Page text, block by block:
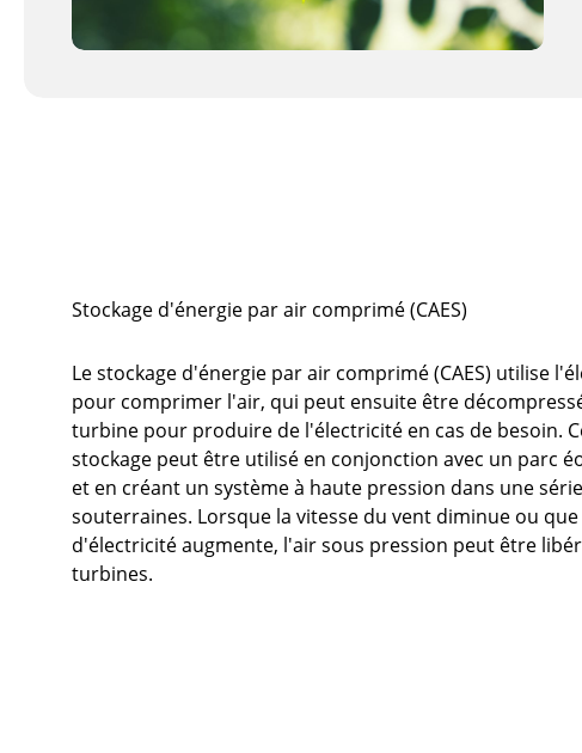
Stockage d'énergie par air comprimé (CAES)
Le stockage d'énergie par air comprimé (CAES) utilise
pour comprimer l'air, qui peut ensuite être
turbine pour produire de l'électricité en cas de besoin.
stockage peut être utilisé en conjonction avec un parc
et en créant un système à haute pression dans une
souterraines. Lorsque la vitesse du vent diminue ou
d'électricité augmente, l'air sous pression peut être
turbines.